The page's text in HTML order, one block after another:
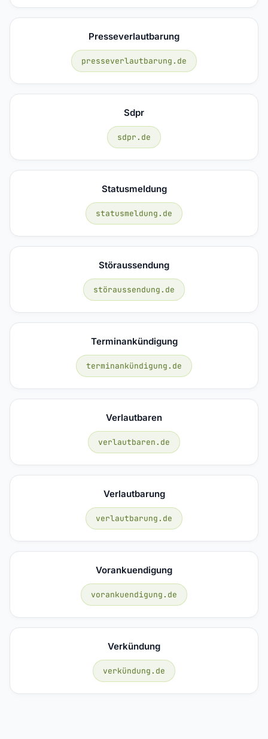
Presseverlautbarung
presseverlautbarung.de
Sdpr
sdpr.de
Statusmeldung
statusmeldung.de
Störaussendung
störaussendung.de
Terminankündigung
terminankündigung.de
Verlautbaren
verlautbaren.de
Verlautbarung
verlautbarung.de
Vorankuendigung
vorankuendigung.de
Verkündung
verkündung.de